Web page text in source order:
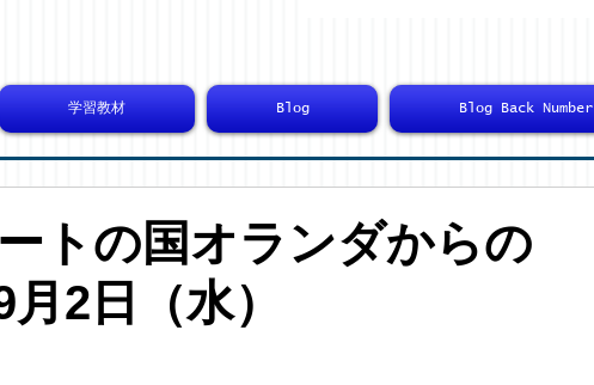
学習教材 Blog Blog Back Number
トの国オランダからの
2日（水）